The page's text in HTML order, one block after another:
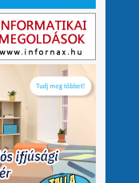
hónap 1 hét
:Remek asszisztens
Lehet mit böngészni.
a honlapomon
től, havi
bontásban):
24vslpzg A ChatGPT 3
a hibát a PHP-ben,
óta nem sikerült...